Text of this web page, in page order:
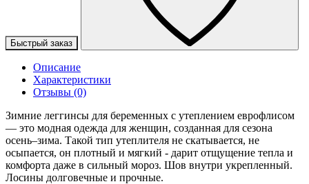
Быстрый заказ
Описание
Характеристики
Отзывы (0)
Зимние леггинсы для беременных с утеплением еврофлисом
— это модная одежда для женщин, созданная для сезона
осень–зима. Такой тип утеплителя не скатывается, не
осыпается, он плотный и мягкий - дарит отщущение тепла и
комфорта даже в сильный мороз. Шов внутри укрепленный.
Лосины долговечные и прочные.